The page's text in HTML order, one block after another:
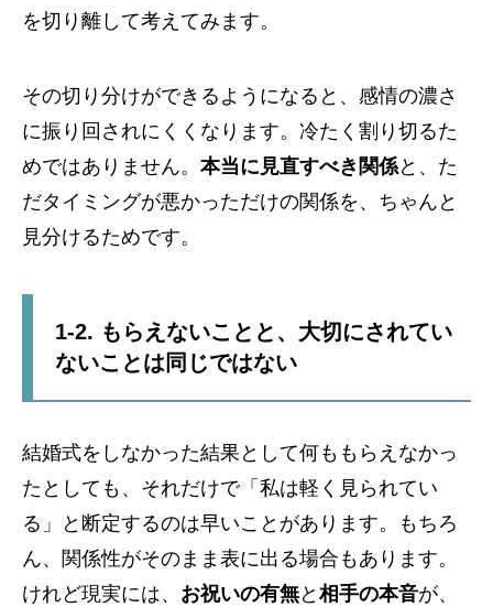
を切り離して考えてみます。
その切り分けができるようになると、感情の濃さ
に振り回されにくくなります。冷たく割り切るた
めではありません。 本当に見直すべき関係と、た
だタイミングが悪かっただけの関係を、ちゃんと
見分けるためです。
1-2. もらえないことと、大切にされてい
ないことは同じではない
結婚式をしなかった結果として何ももらえなかっ
たとしても、それだけで「私は軽く見られてい
る」と断定するのは早いことがあります。もちろ
ん、関係性がそのまま表に出る場合もあります。
けれど現実には、 お祝いの有無と 相手の本音が、